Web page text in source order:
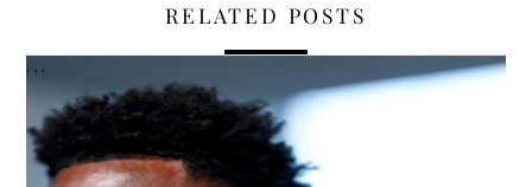
RELATED POSTS
, , ,